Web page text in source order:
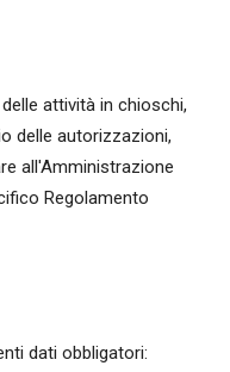
attività in chioschi,
delle autorizzazioni,
all'Amministrazione
Regolamento
dati obbligatori: